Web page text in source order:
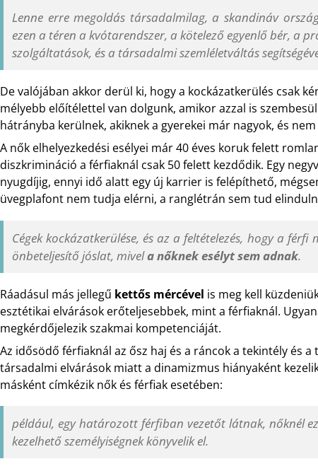
Lenne erre megoldás társadalmilag, a skandináv
ezen a téren a kvótarendszer, a kötelező egyenlő bér, a
szolgáltatások, és a társadalmi szemléletváltás
De valójában akkor derül ki, hogy a kockázatkerülés csak
mélyebb előítélettel van dolgunk, amikor azzal is
hátrányba kerülnek, akiknek a gyerekei már nagyok, és
A nők elhelyezkedési esélyei már 40 éves koruk felett
diszkrimináció a férfiaknál csak 50 felett kezdődik. Egy
nyugdíjig, ennyi idő alatt egy új karrier is felépíthető,
üvegplafont nem tudja elérni, a ranglétrán sem tud
Cégek kockázatkerülése, és az a feltételezés, hogy a
önbeteljesítő jóslat, mivelanőknek esélyt sem adnak.
Ráadásul más jellegű kettős mércével is meg kell
esztétikai elvárások erőteljesebbek, mint a férfiaknál.
megkérdőjelezik szakmai kompetenciáját.
Az idősödő férfiaknál az ősz haj és a ráncok a tekintély és
társadalmi elvárások miatt a dinamizmus hiányaként
másként címkézik nők és férfiak esetében:
például, egy határozott férfiban vezetőt látnak, nőknél
kezelhető személyiségnek könyvelik el.